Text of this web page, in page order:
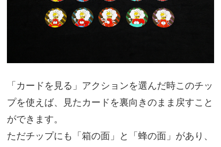
「カードを見る」アクションを選んだ時このチッ
プを使えば、見たカードを裏向きのまま戻すこと
ができます。
ただチップにも「箱の面」と「蜂の面」があり、